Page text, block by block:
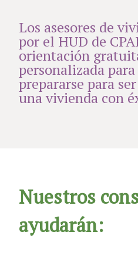
Los asesores de
por el HUD de
orientación
personalizada
prepararse para
una vivienda con
Nuestros
ayudarán: